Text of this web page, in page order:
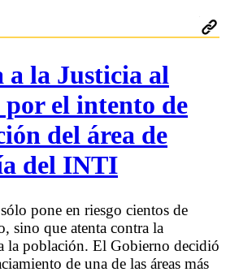
a la Justicia al
el intento de
del área de
del INTI
pone en riesgo cientos de
sino que atenta contra la
la población. El Gobierno decidió
de una de las áreas más